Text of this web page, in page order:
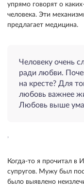
упрямо говорят о
человека. Эти
предлагает медицина.
Человеку очень
ради любви.
на кресте? Для
любовь важнее
Любовь выше ума
,
Когда-то я прочитал в
супругов. Мужу был
было выявлено